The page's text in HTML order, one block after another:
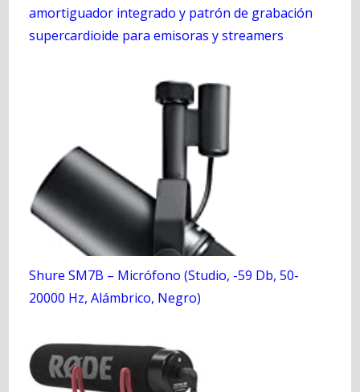
amortiguador integrado y patrón de grabación
supercardioide para emisoras y streamers
Shure SM7B – Micrófono (Studio, -59 Db, 50-
20000 Hz, Alámbrico, Negro)